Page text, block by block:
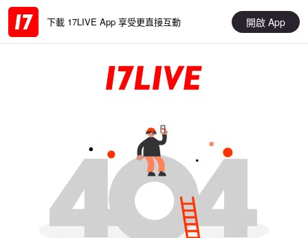
下載 17LIVE App 享受更直接互動 開啟 App